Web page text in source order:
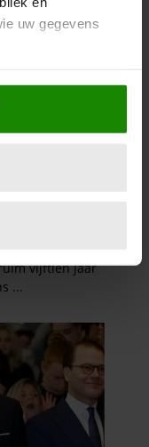
uw gegevens
geografische
kan zijn
(fingerprinting)
media te bieden
Ook delen we
met onze
en analyse. Deze
met andere
of die ze hebben